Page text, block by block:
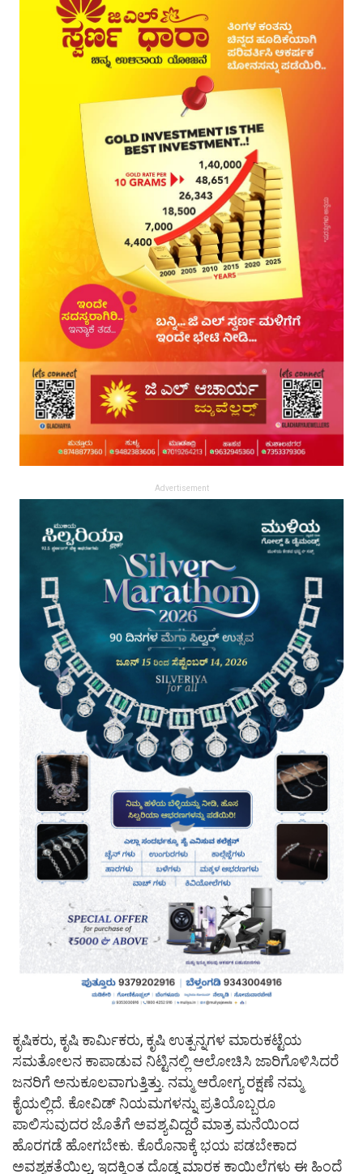
Advertisement
ಕೃಷಿಕರು, ಕೃಷಿ ಕಾರ್ಮಿಕರು, ಕೃಷಿ ಉತ್ಪನ್ನಗಳ ಮಾರುಕಟ್ಟೆಯ
ಸಮತೋಲನ ಕಾಪಾಡುವ ನಿಟ್ಟಿನಲ್ಲಿ ಆಲೋಚಿಸಿ ಜಾರಿಗೊಳಿಸಿದರೆ
ಜನರಿಗೆ ಅನುಕೂಲವಾಗುತ್ತಿತ್ತು. ನಮ್ಮ ಆರೋಗ್ಯ ರಕ್ಷಣೆ ನಮ್ಮ
ಕೈಯಲ್ಲಿದೆ. ಕೋವಿಡ್ ನಿಯಮಗಳನ್ನು ಪ್ರತಿಯೊಬ್ಬರೂ
ಪಾಲಿಸುವುದರ ಜೊತೆಗೆ ಅವಶ್ಯವಿದ್ದರೆ ಮಾತ್ರ ಮನೆಯಿಂದ
ಹೊರಗಡೆ ಹೋಗಬೇಕು. ಕೊರೊನಾಕ್ಕೆ ಭಯ ಪಡಬೇಕಾದ
ಅವಶ್ಯಕತೆಯಿಲ್ಲ, ಇದಕ್ಕಿಂತ ದೊಡ್ಡ ಮಾರಕ ಕಾಯಿಲೆಗಳು ಈ ಹಿಂದೆ